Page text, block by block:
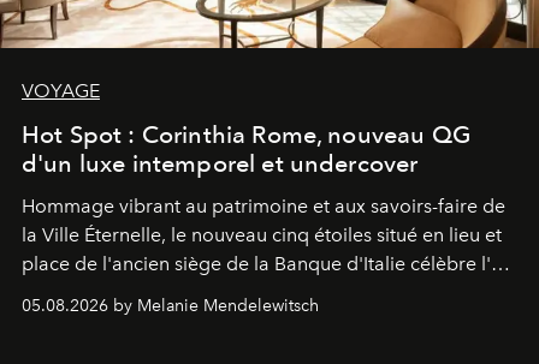
VOYAGE
Hot Spot : Corinthia Rome, nouveau QG
d'un luxe intemporel et undercover
Hommage vibrant au patrimoine et aux savoirs-faire de
la Ville Éternelle, le nouveau cinq étoiles situé en lieu et
place de l'ancien siège de la Banque d'Italie célèbre l'art
de vivre Romain dans toute son élégance intemporelle.
05.08.2026 by Melanie Mendelewitsch